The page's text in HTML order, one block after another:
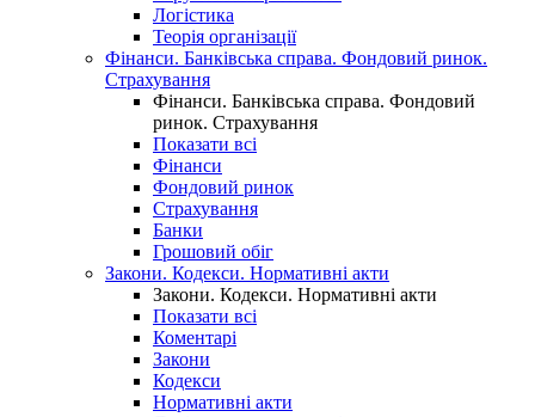
Логістика
Теорія організації
Фінанси. Банківська справа. Фондовий ринок.
Страхування
Фінанси. Банківська справа. Фондовий
ринок. Страхування
Показати всі
Фінанси
Фондовий ринок
Страхування
Банки
Грошовий обіг
Закони. Кодекси. Нормативні акти
Закони. Кодекси. Нормативні акти
Показати всі
Коментарі
Закони
Кодекси
Нормативні акти